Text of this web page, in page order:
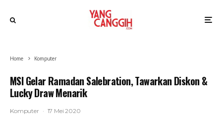
Home Komputer
MSI Gelar Ramadan Salebration, Tawarkan Diskon &
Lucky Draw Menarik
Komputer · 17 Mei 2020